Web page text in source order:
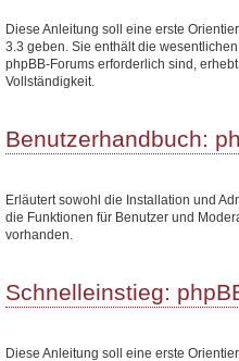
Diese Anleitung soll eine erste
3.3 geben. Sie enthält die
phpBB-Forums erforderlich sind,
Vollständigkeit.
Benutzerhandbuch:
Erläutert sowohl die Installation und
die Funktionen für Benutzer und
vorhanden.
Schnelleinstieg:
Diese Anleitung soll eine erste